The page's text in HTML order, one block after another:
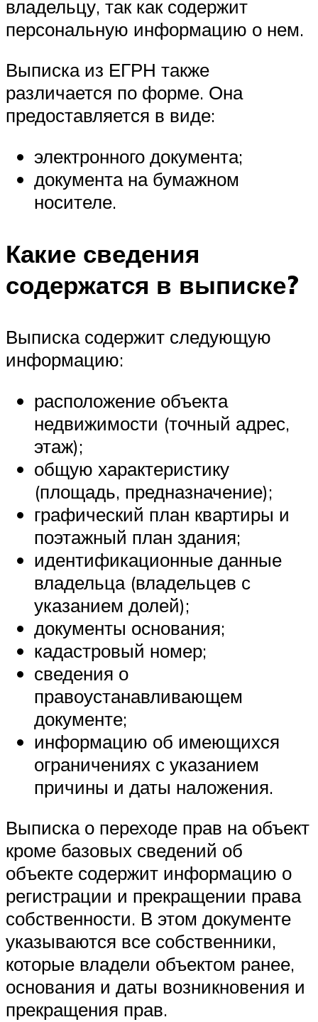
владельцу, так как содержит
персональную информацию о нем.
Выписка из ЕГРН также
различается по форме. Она
предоставляется в виде:
электронного документа;
документа на бумажном
носителе.
Какие сведения
содержатся в выписке?
Выписка содержит следующую
информацию:
расположение объекта
недвижимости (точный адрес,
этаж);
общую характеристику
(площадь, предназначение);
графический план квартиры и
поэтажный план здания;
идентификационные данные
владельца (владельцев с
указанием долей);
документы основания;
кадастровый номер;
сведения о
правоустанавливающем
документе;
информацию об имеющихся
ограничениях с указанием
причины и даты наложения.
Выписка о переходе прав на объект
кроме базовых сведений об
объекте содержит информацию о
регистрации и прекращении права
собственности. В этом документе
указываются все собственники,
которые владели объектом ранее,
основания и даты возникновения и
прекращения прав.